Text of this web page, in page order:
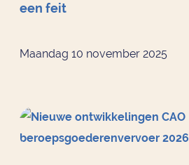
een feit
Maandag 10 november 2025